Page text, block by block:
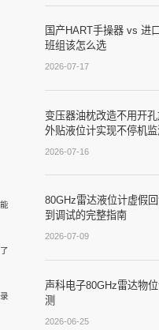
国产HART手操器 vs 进
班组该怎么选
2026-07-17
变压器油枕改造不用开
外贴液位计实现不停机监
2026-07-16
80GHz雷达液位计虚假
到调试的完整指南
2026-07-09
声科电子80GHz雷达物
测
2026-06-25